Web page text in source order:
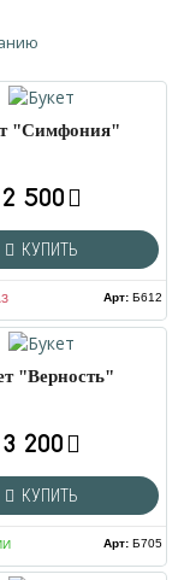
"Симфония"
2 500
КУПИТЬ
Арт:Б612
"Верность"
3 200
КУПИТЬ
Арт:Б705